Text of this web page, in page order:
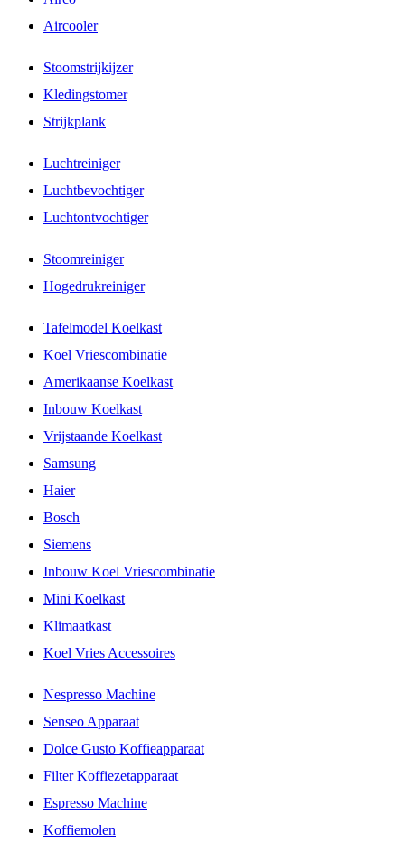
Aircooler
Stoomstrijkijzer
Kledingstomer
Strijkplank
Luchtreiniger
Luchtbevochtiger
Luchtontvochtiger
Stoomreiniger
Hogedrukreiniger
Tafelmodel Koelkast
Koel Vriescombinatie
Amerikaanse Koelkast
Inbouw Koelkast
Vrijstaande Koelkast
Samsung
Haier
Bosch
Siemens
Inbouw Koel Vriescombinatie
Mini Koelkast
Klimaatkast
Koel Vries Accessoires
Nespresso Machine
Senseo Apparaat
Dolce Gusto Koffieapparaat
Filter Koffiezetapparaat
Espresso Machine
Koffiemolen